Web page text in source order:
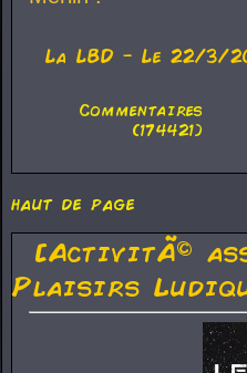
La LBD - Le 22/3/
Commentaires
(174421)
haut de page
[ActivitÃ©
Plaisirs